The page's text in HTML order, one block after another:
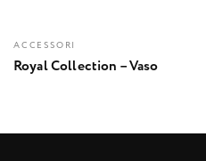
ACCESSORI
Royal Collection – Vaso